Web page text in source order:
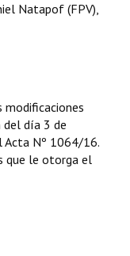
Natapof (FPV),
del día 3 de
Acta Nº 1064/16.
que le otorga el